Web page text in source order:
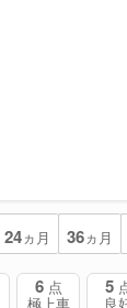
24ヵ月 36ヵ月
6 点
極上車
5
良